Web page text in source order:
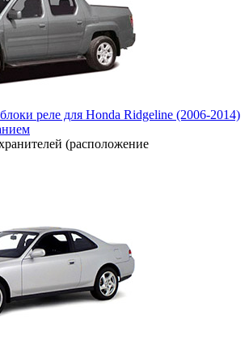
реле для Honda Ridgeline (2006-2014)
(расположение